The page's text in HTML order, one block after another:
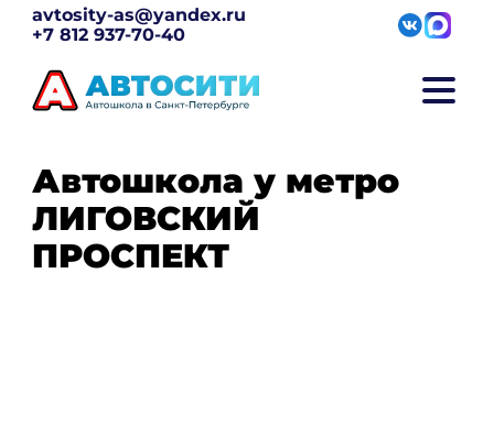
avtosity-as@yandex.ru
+7 812 937-70-40
Автошкола у метро
ЛИГОВСКИЙ
ПРОСПЕКТ